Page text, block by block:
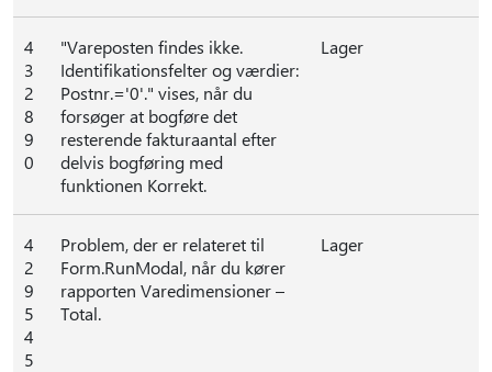
4
3
2
8
9
0
"Vareposten findes ikke.
Identifikationsfelter og værdier:
Postnr.='0'." vises, når du
forsøger at bogføre det
resterende fakturaantal efter
delvis bogføring med
funktionen Korrekt.
Lager
4
2
9
5
4
5
Problem, der er relateret til
Form.RunModal, når du kører
rapporten Varedimensioner –
Total.
Lager